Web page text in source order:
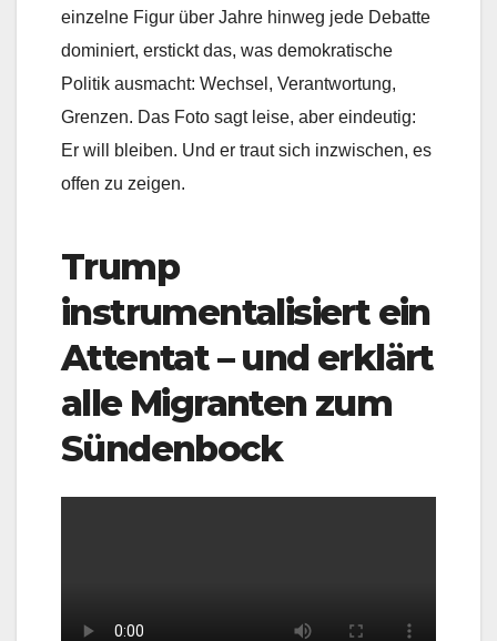
einzelne Figur über Jahre hinweg jede Debatte
dominiert, erstickt das, was demokratische
Politik ausmacht: Wechsel, Verantwortung,
Grenzen. Das Foto sagt leise, aber eindeutig:
Er will bleiben. Und er traut sich inzwischen, es
offen zu zeigen.
Trump
instrumentalisiert ein
Attentat – und erklärt
alle Migranten zum
Sündenbock